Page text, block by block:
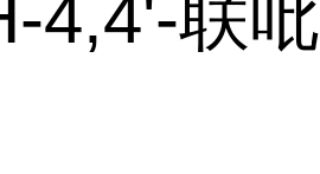
4,4'-联吡